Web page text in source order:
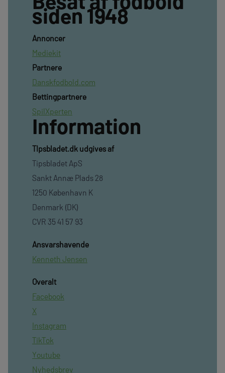
siden 1948
Annoncer
Mediekit
Partnere
Danskfodbold.com
Bettingpartnere
SpilXperten
Information
TIpsbladet.dk udgives af
Tipsbladet ApS
Sankt Annæ Plads 28
1250 København K
Denmark (DK)
CVR 35 41 57 93
Ansvarshavende
Kenneth Jensen
Overalt
Facebook
X
Instagram
TikTok
Youtube
Nyhedsbrev